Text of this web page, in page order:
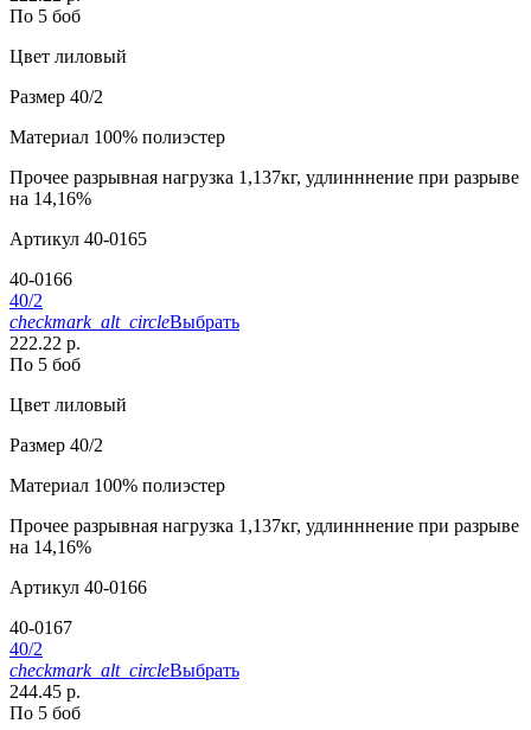
По 5 боб
Цвет лиловый
Размер 40/2
Материал 100% полиэстер
Прочее разрывная нагрузка 1,137кг, удлинннение при разрыве
на 14,16%
Артикул 40-0165
40-0166
40/2
checkmark_alt_circleВыбрать
222.22 р.
По 5 боб
Цвет лиловый
Размер 40/2
Материал 100% полиэстер
Прочее разрывная нагрузка 1,137кг, удлинннение при разрыве
на 14,16%
Артикул 40-0166
40-0167
40/2
checkmark_alt_circleВыбрать
244.45 р.
По 5 боб